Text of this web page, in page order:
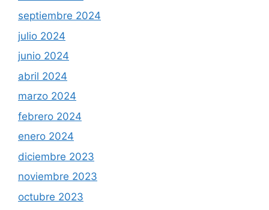
septiembre 2024
julio 2024
junio 2024
abril 2024
marzo 2024
febrero 2024
enero 2024
diciembre 2023
noviembre 2023
octubre 2023